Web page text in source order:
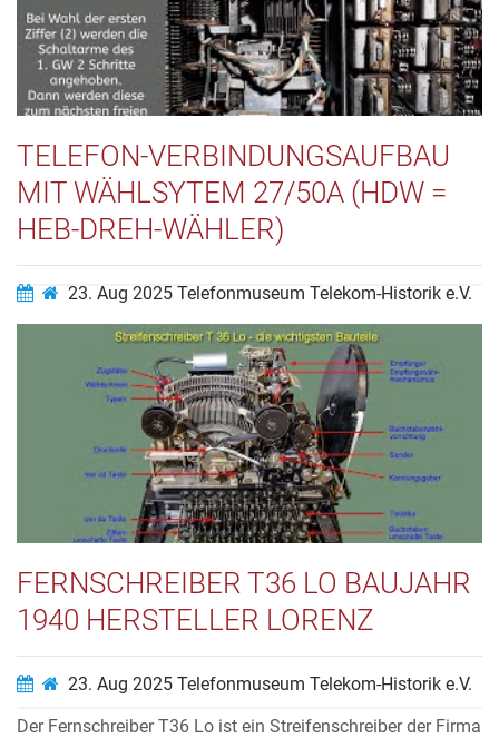
Video ansehen…
TELEFON-VERBINDUNGSAUFBAU
MIT WÄHLSYTEM 27/50A (HDW =
HEB-DREH-WÄHLER)
23. Aug 2025 Telefonmuseum Telekom-Historik e.V.
Die Wähler des Systems 27/50a werden auch „Heb-Dreh-
Wähler“ (HDW) genannt. Die Schaltglieder dieser Wähler
werden zunächst angehoben „Heb-„ und dann ins Kontakt-
Segment gedreht „Dreh-Wähler“. Im Telefonmuseum
Bochum des Vereins Telekom-Historik Bochum e.V. könnt
Ihr verschiedene Vermittlungssyste...
Video ansehen…
FERNSCHREIBER T36 LO BAUJAHR
1940 HERSTELLER LORENZ
23. Aug 2025 Telefonmuseum Telekom-Historik e.V.
Der Fernschreiber T36 Lo ist ein Streifenschreiber der Firma